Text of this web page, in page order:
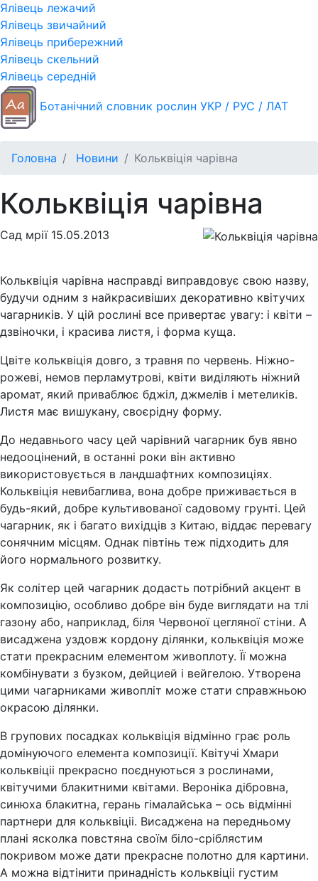
Ялівець лежачий
Ялівець звичайний
Ялівець прибережний
Ялівець скельний
Ялівець середній
Ботанічний словник рослин УКР / РУС / ЛАТ
Головна Новини Кольквіція чарівна
Кольквіція чарівна
Сад мрії 15.05.2013
Кольквіція чарівна насправді виправдовує свою назву,
будучи одним з найкрасивіших декоративно квітучих
чагарників. У цій рослині все привертає увагу: і квіти –
дзвіночки, і красива листя, і форма куща.
Цвіте кольквіція довго, з травня по червень. Ніжно-
рожеві, немов перламутрові, квіти виділяють ніжний
аромат, який приваблює бджіл, джмелів і метеликів.
Листя має вишукану, своєрідну форму.
До недавнього часу цей чарівний чагарник був явно
недооцінений, в останні роки він активно
використовується в ландшафтних композиціях.
Кольквіція невибаглива, вона добре приживається в
будь-який, добре культивованої садовому грунті. Цей
чагарник, як і багато вихідців з Китаю, віддає перевагу
сонячним місцям. Однак півтінь теж підходить для
його нормального розвитку.
Як солітер цей чагарник додасть потрібний акцент в
композицію, особливо добре він буде виглядати на тлі
газону або, наприклад, біля Червоної цегляної стіни. А
висаджена уздовж кордону ділянки, кольквіція може
стати прекрасним елементом живоплоту. Її можна
комбінувати з бузком, дейцией і вейгелою. Утворена
цими чагарниками живопліт може стати справжньою
окрасою ділянки.
В групових посадках кольквіція відмінно грає роль
домінуючого елемента композиції. Квітучі Хмари
кольквіціі прекрасно поєднуються з рослинами,
квітучими блакитними квітами. Вероніка дібровна,
синюха блакитна, герань гімалайська – ось відмінні
партнери для кольквіціі. Висаджена на передньому
плані ясколка повстяна своїм біло-сріблястим
покривом може дати прекрасне полотно для картини.
А можна відтінити принадність кольквіціі густим